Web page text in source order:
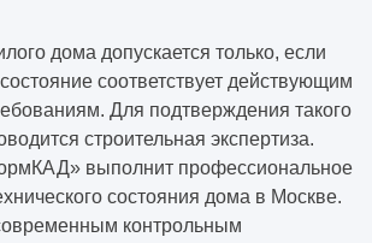
дома допускается только, если
соответствует действующим
Для подтверждения такого
строительная экспертиза.
выполнит профессиональное
состояния дома в Москве.
контрольным